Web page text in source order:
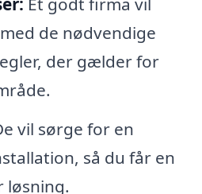
de nødvendige
der gælder for
vil sørge for en
så du får en
løsning.